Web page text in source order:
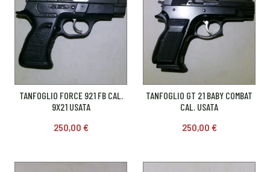
TANFOGLIO FORCE 921 FB CAL.
9X21 USATA
250,00 €
TANFOGLIO GT 21 BABY COMBAT
CAL. USATA
250,00 €